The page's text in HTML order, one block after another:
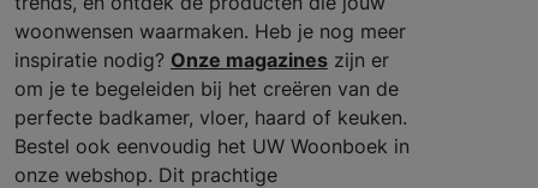
woonwensen waarmaken. Heb je nog meer
inspiratie nodig? Onze magazines zijn er
om je te begeleiden bij het creëren van de
perfecte badkamer, vloer, haard of keuken.
Bestel ook eenvoudig het UW Woonboek in
onze webshop. Dit prachtige